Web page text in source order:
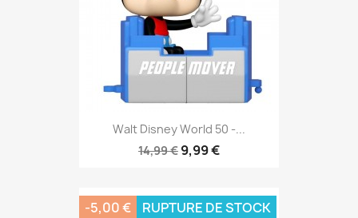
Walt Disney World 50 -...
14,99 € 9,99 €
-5,00 € RUPTURE DE STOCK